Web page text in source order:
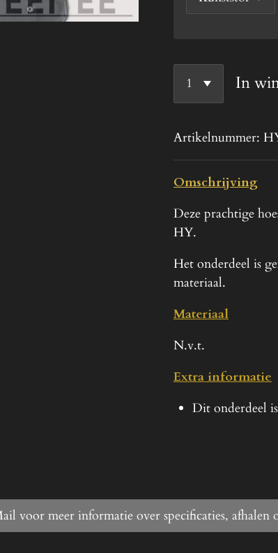
In
Artikelnummer:
Omschrijving
Deze prachtige
HY.
Het onderdeel is
materiaal.
Materiaal
N.v.t.
Extra informatie
Dit onderdeel
voor meer informatie over specificaties, afhalen